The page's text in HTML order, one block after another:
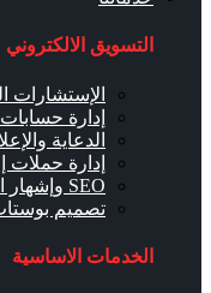
التسويق الالكتروني
الإستشارات
إدارة
الدعاية
إدارة حملات
SEO وإشهار المواقع
تصميم
الخدمات الاساسية